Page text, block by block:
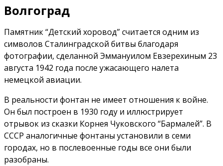
Волгоград
Памятник “Детский хоровод” считается одним из
символов Сталинградской битвы благодаря
фотографии, сделанной Эммануилом Евзерехиным 23
августа 1942 года после ужасающего налета
немецкой авиации.
В реальности фонтан не имеет отношения к войне.
Он был построен в 1930 году и иллюстрирует
отрывок из сказки Корнея Чуковского “Бармалей”. В
СССР аналогичные фонтаны установили в семи
городах, но в послевоенные годы все они были
разобраны.